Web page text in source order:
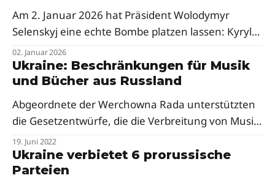
Verteidigungsministers zu übernehmen.
Am 2. Januar 2026 hat Präsident Wolodymyr
Selenskyj eine echte Bombe platzen lassen: Kyrylo
Budanow, der charismatische und kompromisslose
Leiter der ukrainischen Militäraufklärung (HUR),
übernimmt das Präsidialamt.
02. Januar 2026
Ukraine: Beschränkungen für Musik
und Bücher aus Russland
Abgeordnete der Werchowna Rada unterstützten
die Gesetzentwürfe, die die Verbreitung von Musik
und Büchern aus Russland in der Ukraine
erheblich einschränken.
19. Juni 2022
Ukraine verbietet 6 prorussische
Parteien